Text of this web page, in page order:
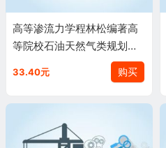
高等渗流力学程林松编著高
等院校石油天然气类规划教
材油气田勘探与开发本科考
研石油工业出版社正版现货9
33.40元 购买